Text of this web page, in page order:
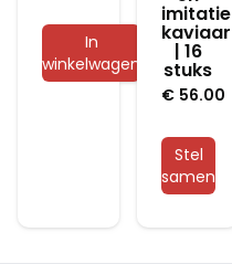
In
winkelwagen
imitatie
kaviaar
| 16
stuks
€ 56.00
Stel
samen